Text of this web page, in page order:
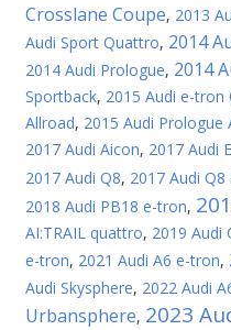
Crosslane Coupe, 2013
Audi Sport Quattro, 2014
2014 Audi Prologue, 2014
Sportback, 2015 Audi e-tron
Allroad, 2015 Audi Prologue
2017 Audi Aicon, 2017 Audi
2017 Audi Q8, 2017 Audi Q8
2018 Audi PB18 e-tron,
AI:TRAIL quattro, 2019 Audi
e-tron, 2021 Audi A6 e-tron,
Audi Skysphere, 2022 Audi
Urbansphere, 2023